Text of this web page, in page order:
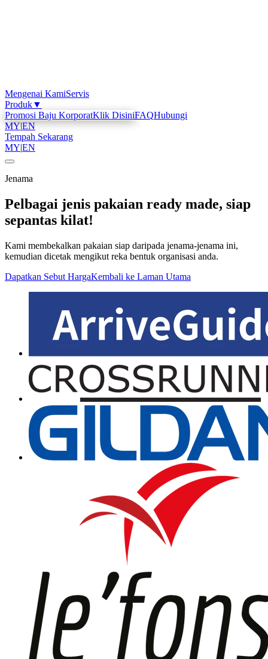
Mengenai KamiServis
Produk▼
Promosi Baju KorporatKlik DisiniFAQHubungi
MY|EN
Tempah Sekarang
MY|EN
Jenama
Pelbagai jenis pakaian ready made, siap
sepantas kilat!
Kami membekalkan pakaian siap daripada jenama-jenama ini,
kemudian dicetak mengikut reka bentuk organisasi anda.
Dapatkan Sebut HargaKembali ke Laman Utama